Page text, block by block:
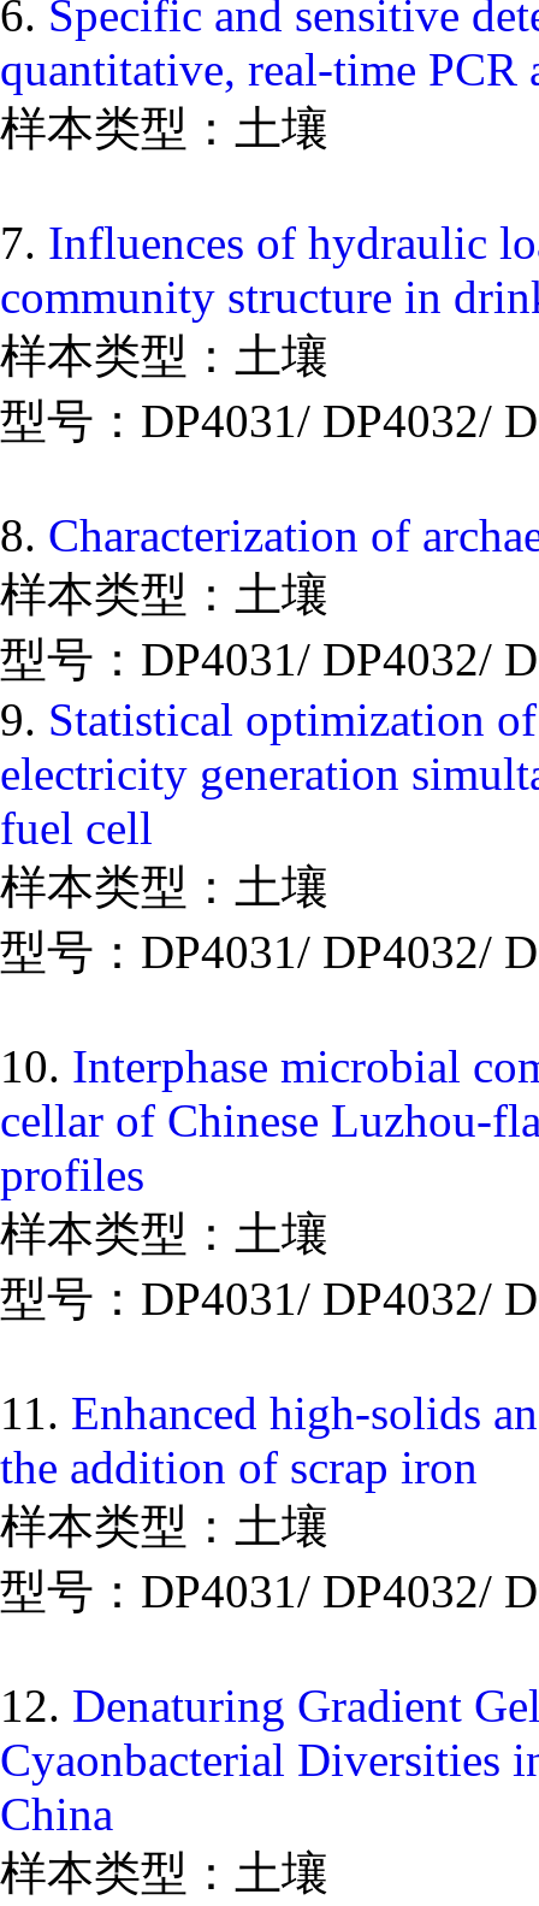
6. Specific and sensitive
quantitative, real‐time PCR
样本类型：土壤
7. Influences of hydraulic
community structure in
样本类型：土壤
型号：DP4031/ DP4032/
8. Characterization of
样本类型：土壤
型号：DP4031/ DP4032/
9. Statistical optimization
electricity generation
fuel cell
样本类型：土壤
型号：DP4031/ DP4032/
10. Interphase microbial
cellar of Chinese Luzhou-
profiles
样本类型：土壤
型号：DP4031/ DP4032/
11. Enhanced high-solids
the addition of scrap iron
样本类型：土壤
型号：DP4031/ DP4032/
12. Denaturing Gradient
Cyaonbacterial Diversities
China
样本类型：土壤